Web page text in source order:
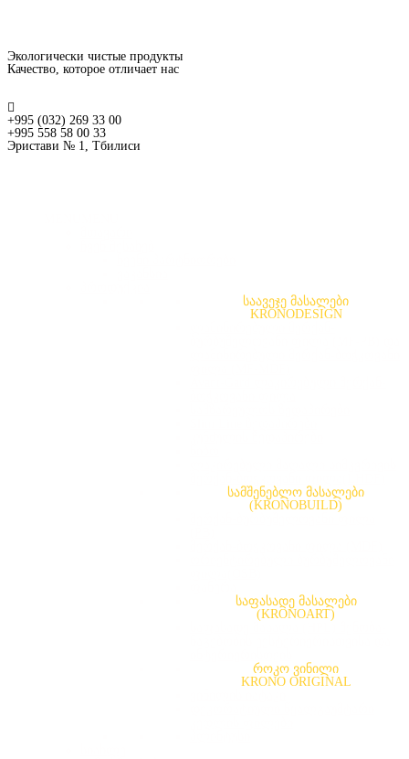
Экологически чистые продукты
Качество, которое отличает нас
+995 (032) 269 33 00
+995 558 58 00 33
Эристави № 1, Тбилиси
საავეჯე მასალები
KRONODESIGN
სამშენებლო მასალები
(KRONOBUILD)
საფასადე მასალები
(KRONOART)
როკო ვინილი
KRONO ORIGINAL